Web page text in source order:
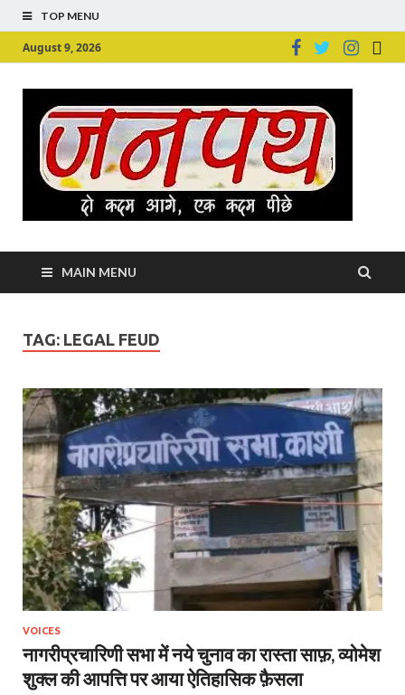
TOP MENU
August 9, 2026
MAIN MENU
TAG: LEGAL FEUD
VOICES
नागरीप्रचारिणी सभा में नये चुनाव का रास्ता साफ़, व्योमेश
शुक्ल की आपत्ति पर आया ऐतिहासिक फ़ैसला